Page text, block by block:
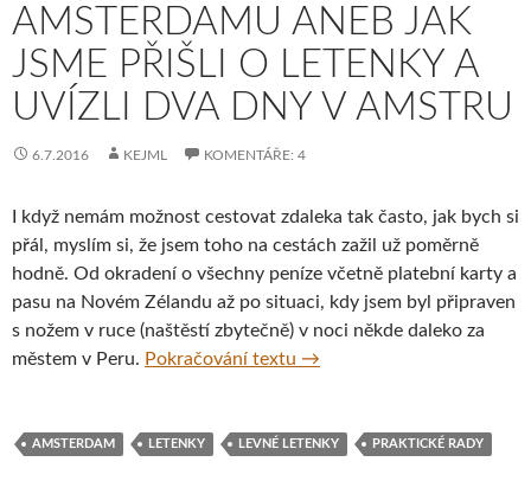
AMSTERDAMU ANEB JAK
JSME PŘIŠLI O LETENKY A
UVÍZLI DVA DNY V AMSTRU
6.7.2016 KEJML KOMENTÁŘE: 4
I když nemám možnost cestovat zdaleka tak často, jak bych si
přál, myslím si, že jsem toho na cestách zažil už poměrně
hodně. Od okradení o všechny peníze včetně platební karty a
pasu na Novém Zélandu až po situaci, kdy jsem byl připraven
s nožem v ruce (naštěstí zbytečně) v noci někde daleko za
městem v Peru. Pokračování textu 41 hodin pekla v
→
AMSTERDAM LETENKY LEVNÉ LETENKY PRAKTICKÉ RADY